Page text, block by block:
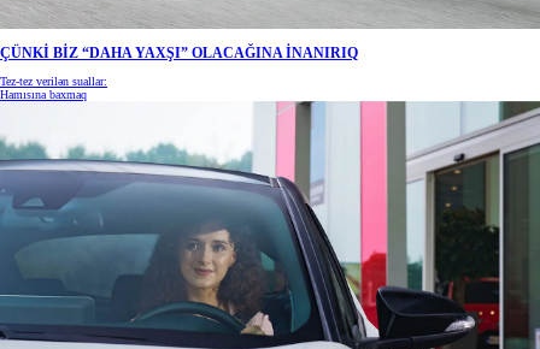
ÇÜNKİ BİZ “DAHA YAXŞI” OLACAĞINA İNANIRIQ
Tez-tez verilən suallar:
Hamısına baxmaq